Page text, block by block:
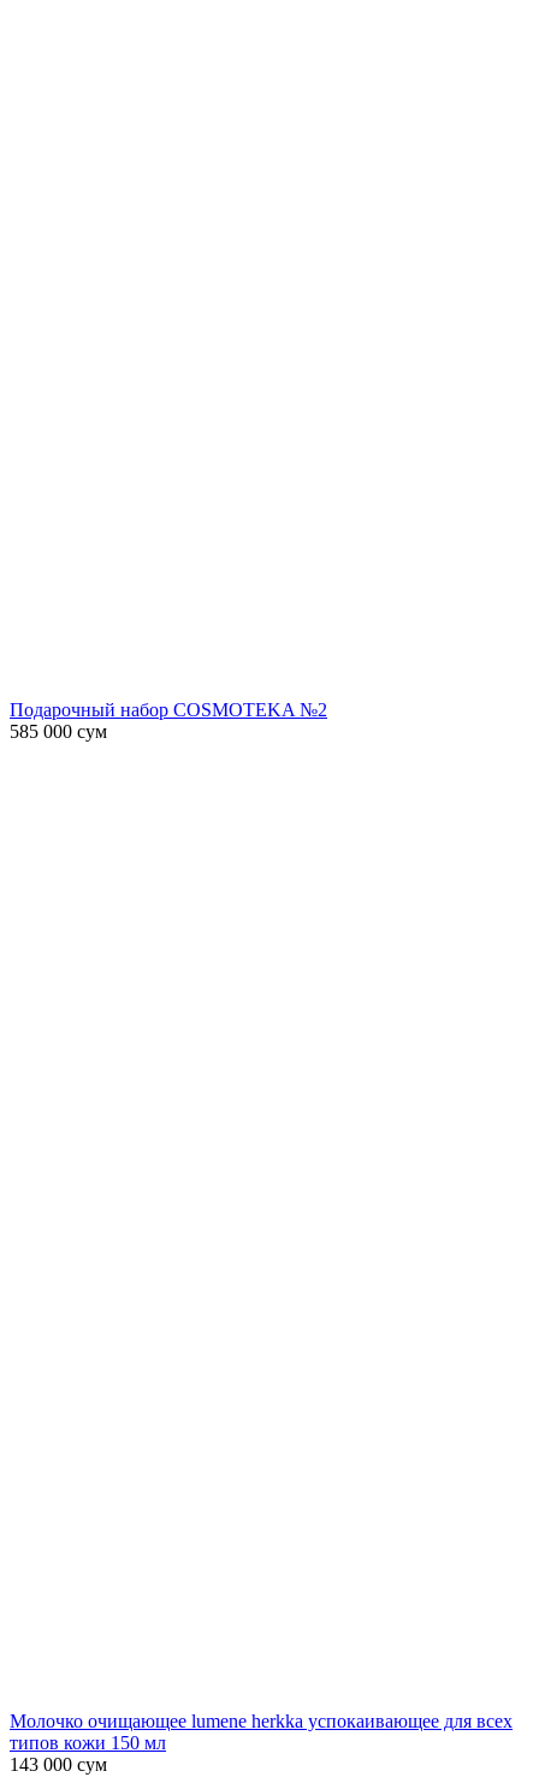
Подарочный набор COSMOTEKA №2
585 000 сум
Молочко очищающее lumene herkka успокаивающее для всех
типов кожи 150 мл
143 000 сум